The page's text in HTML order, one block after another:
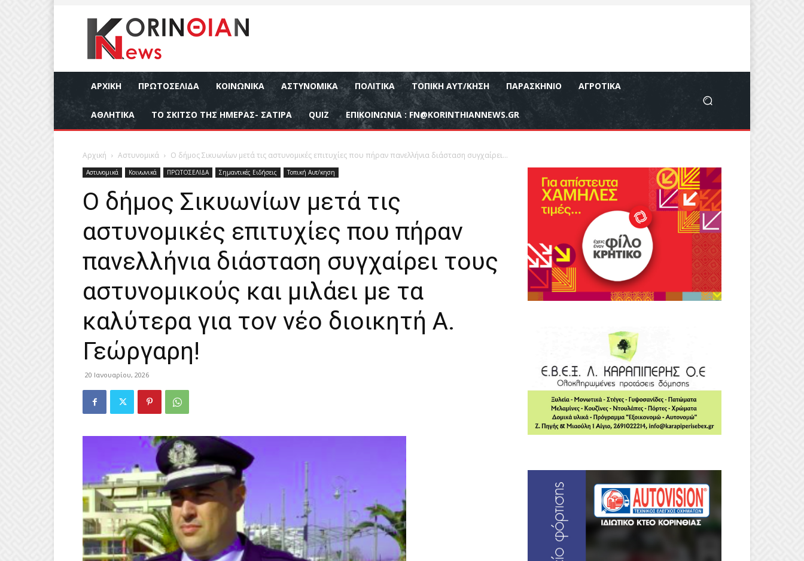
ΑΡΧΙΚΉ ΠΡΩΤΟΣΕΛΙΔΑ ΚΟΙΝΩΝΙΚΆ ΑΣΤΥΝΟΜΙΚΆ ΠΟΛΙΤΙΚΆ ΤΟΠΙΚΉ ΑΥΤ/ΚΗΣΗ ΠΑΡΑΣΚΉΝΙΟ ΑΓΡΟΤΙΚΆ
ΑΘΛΗΤΙΚΆ ΤΟ ΣΚΙΤΣΟ ΤΗΣ ΗΜΕΡΑΣ- ΣΑΤΙΡΑ QUIZ ΕΠΙΚΟΙΝΩΝΊΑ : FN@KORINTHIANNEWS.GR
Αρχική Αστυνομικά Ο δήμος Σικυωνίων μετά τις αστυνομικές επιτυχίες που πήραν πανελλήνια διάσταση συγχαίρει...
Αστυνομικά Κοινωνικά ΠΡΩΤΟΣΕΛΙΔΑ Σημαντικές Ειδήσεις Τοπική Αυτ/κηση
Ο δήμος Σικυωνίων μετά τις
αστυνομικές επιτυχίες που πήραν
πανελλήνια διάσταση συγχαίρει τους
αστυνομικούς και μιλάει με τα
καλύτερα για τον νέο διοικητή Α.
Γεώργαρη!
20 Ιανουαρίου, 2026